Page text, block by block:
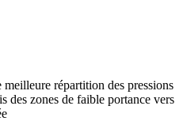
répartition des pressions
des zones de faible portance vers